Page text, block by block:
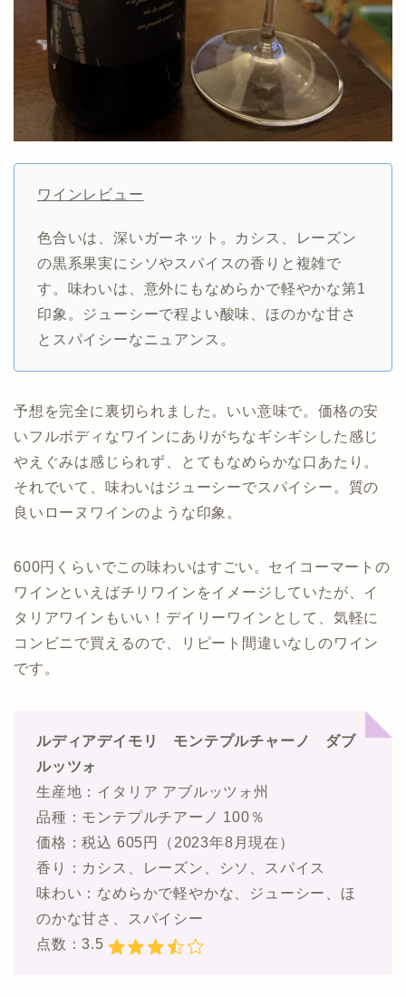
ワインレビュー
色合いは、深いガーネット。カシス、レーズン
の黒系果実にシソやスパイスの香りと複雑で
す。味わいは、意外にもなめらかで軽やかな第1
印象。ジューシーで程よい酸味、ほのかな甘さ
とスパイシーなニュアンス。
予想を完全に裏切られました。いい意味で。価格の安
いフルボディなワインにありがちなギシギシした感じ
やえぐみは感じられず、とてもなめらかな口あたり。
それでいて、味わいはジューシーでスパイシー。質の
良いローヌワインのような印象。
600円くらいでこの味わいはすごい。セイコーマートの
ワインといえばチリワインをイメージしていたが、イ
タリアワインもいい！デイリーワインとして、気軽に
コンビニで買えるので、リピート間違いなしのワイン
です。
ルディアデイモリ モンテプルチャーノ ダブ
ルッツォ
生産地：イタリア アブルッツォ州
品種：モンテプルチアーノ 100％
価格：税込 605円（2023年8月現在）
香り：カシス、レーズン、シソ、スパイス
味わい：なめらかで軽やかな、ジューシー、ほ
のかな甘さ、スパイシー
点数：3.5